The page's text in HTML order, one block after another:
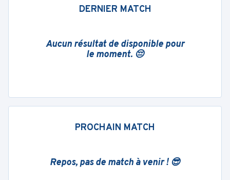
DERNIER MATCH
Aucun résultat de disponible pour
le moment. 😔
PROCHAIN MATCH
Repos, pas de match à venir ! 😎